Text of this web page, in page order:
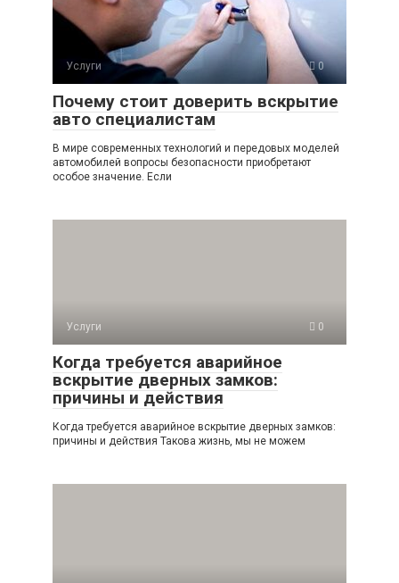
Услуги 0
Почему стоит доверить вскрытие
авто специалистам
В мире современных технологий и передовых моделей
автомобилей вопросы безопасности приобретают
особое значение. Если
Услуги 0
Когда требуется аварийное
вскрытие дверных замков:
причины и действия
Когда требуется аварийное вскрытие дверных замков:
причины и действия Такова жизнь, мы не можем